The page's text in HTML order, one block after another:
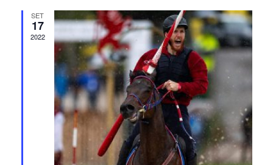
SET
17
2022